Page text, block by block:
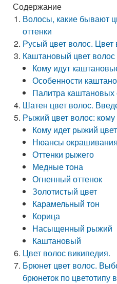
Содержание
Волосы, какие бывают
оттенки
Русый цвет волос. Цвет
Каштановый цвет волос
Кому идут
Особенности
Палитра каштановых
Шатен цвет волос.
Рыжий цвет волос: кому
Кому идет рыжий цвет
Нюансы
Оттенки рыжего
Медные тона
Огненный оттенок
Золотистый цвет
Карамельный тон
Корица
Насыщенный рыжий
Каштановый
Цвет волос википедия.
Брюнет цвет волос.
брюнеток по цветотипу